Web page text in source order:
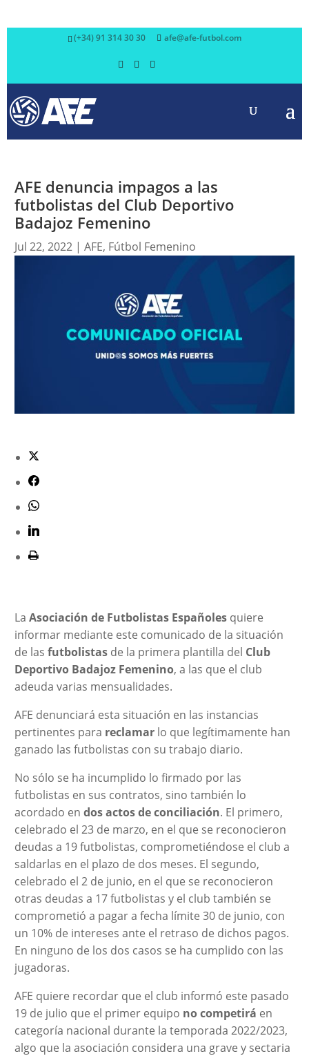
(+34) 91 314 30 30 afe@afe-futbol.com
AFE denuncia impagos a las
futbolistas del Club Deportivo
Badajoz Femenino
Jul 22, 2022| AFE, Fútbol Femenino
La Asociación de Futbolistas Españolesquiere
informar mediante este comunicado de la situación
de las futbolistasde la primera plantilla del Club
Deportivo Badajoz Femenino, a las que el club
adeuda varias mensualidades.
AFE denunciará esta situación en las instancias
pertinentes para reclamarlo que legítimamente han
ganado las futbolistas con su trabajo diario.
No sólo se ha incumplido lo firmado por las
futbolistas en sus contratos, sino también lo
acordado en dos actos de conciliación. El primero,
celebrado el 23 de marzo, en el que se reconocieron
deudas a 19 futbolistas, comprometiéndose el club a
saldarlas en el plazo de dos meses. El segundo,
celebrado el 2 de junio, en el que se reconocieron
otras deudas a 17 futbolistas y el club también se
comprometió a pagar a fecha límite 30 de junio, con
un 10% de intereses ante el retraso de dichos pagos.
En ninguno de los dos casos se ha cumplido con las
jugadoras.
AFE quiere recordar que el club informó este pasado
19 de julio que el primer equipo no competirá en
categoría nacional durante la temporada 2022/2023,
algo que la asociación considera una grave y sectaria